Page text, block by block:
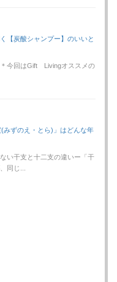
【炭酸シャンプー】のいいと
＊今回はGift Livingオススメの
みずのえ・とら)」はどんな年
い干支と十二支の違いー「干
同じ...